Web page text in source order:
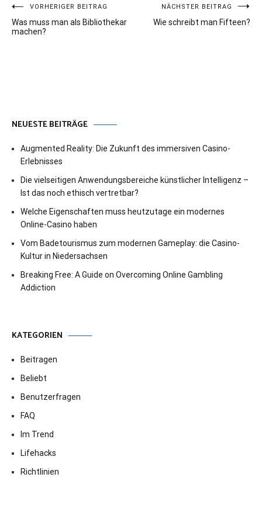
Beitragsnavigation
VORHERIGER BEITRAG
Was muss man als Bibliothekar
machen?
NÄCHSTER BEITRAG
Wie schreibt man Fifteen?
NEUESTE BEITRÄGE
Augmented Reality: Die Zukunft des immersiven Casino-
Erlebnisses
Die vielseitigen Anwendungsbereiche künstlicher Intelligenz –
Ist das noch ethisch vertretbar?
Welche Eigenschaften muss heutzutage ein modernes
Online-Casino haben
Vom Badetourismus zum modernen Gameplay: die Casino-
Kultur in Niedersachsen
Breaking Free: A Guide on Overcoming Online Gambling
Addiction
KATEGORIEN
Beitragen
Beliebt
Benutzerfragen
FAQ
Im Trend
Lifehacks
Richtlinien